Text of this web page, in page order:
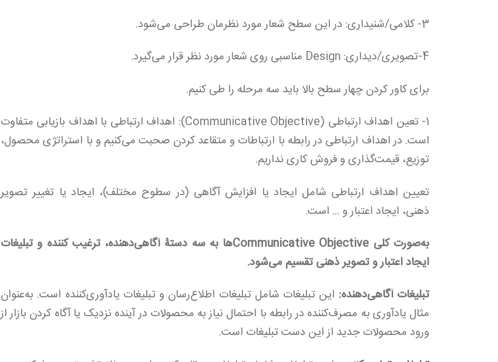
3- کلامی/شنیداری: در این سطح شعار مورد نظرمان طراحی می‌شود.
4-تصویری/دیداری: Design مناسبی روی شعار مورد نظر قرار می‌گیرد.
برای کاور کردن چهار سطح بالا باید سه مرحله را طی کنیم.
1- تعین اهداف ارتباطی (Communicative Objective): اهداف ارتباطی با اهداف بازیابی متفاوت
است. در اهداف ارتباطی در رابطه با ارتباطات و متقاعد کردن صحبت می‌کنیم و با استراتژی محصول،
توزیع، قیمت‌گذاری و فروش کاری نداریم.
تعیین اهداف ارتباطی شامل ایجاد یا افزایش آگاهی (در سطوح مختلف)، ایجاد یا تغییر تصویر
ذهنی، ایجاد اعتبار و ... است.
به‌صورت کلی Communicative Objectiveها به سه دستۀ آگاهی‌دهنده، ترغیب کننده و تبلیغات
ایجاد اعتبار و تصویر ذهنی تقسیم می‌‌شود.
تبلیغات آگاهی‌دهنده: این تبلیغات شامل تبلیغات اطلاع‌رسان و تبلیغات یادآوری‌کننده است. به‌عنوان
مثال یادآوری به مصرف‌کننده در رابطه با احتمال نیاز به محصولات در آینده نزدیک یا آگاه کردن بازار از
ورود محصولات جدید از این دست تبلیغات است.